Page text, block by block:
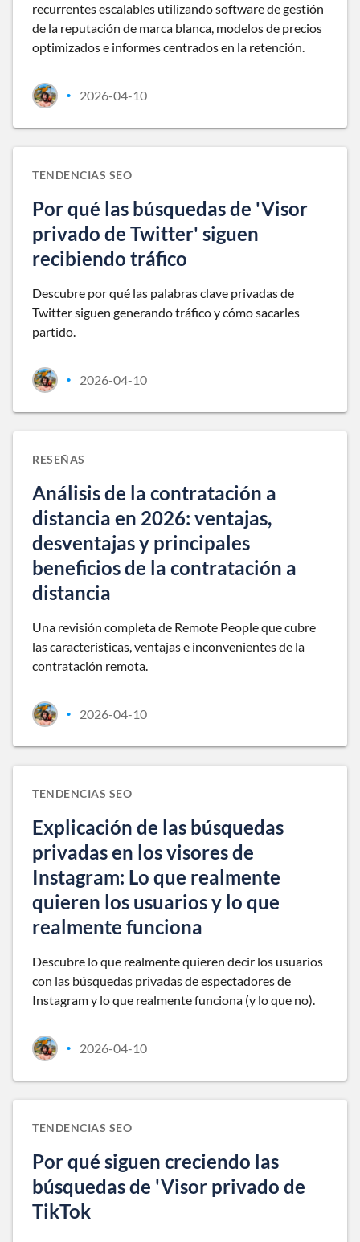
recurrentes escalables utilizando software de gestión
de la reputación de marca blanca, modelos de precios
optimizados e informes centrados en la retención.
• 2026-04-10
TENDENCIAS SEO
Por qué las búsquedas de 'Visor
privado de Twitter' siguen
recibiendo tráfico
Descubre por qué las palabras clave privadas de
Twitter siguen generando tráfico y cómo sacarles
partido.
• 2026-04-10
RESEÑAS
Análisis de la contratación a
distancia en 2026: ventajas,
desventajas y principales
beneficios de la contratación a
distancia
Una revisión completa de Remote People que cubre
las características, ventajas e inconvenientes de la
contratación remota.
• 2026-04-10
TENDENCIAS SEO
Explicación de las búsquedas
privadas en los visores de
Instagram: Lo que realmente
quieren los usuarios y lo que
realmente funciona
Descubre lo que realmente quieren decir los usuarios
con las búsquedas privadas de espectadores de
Instagram y lo que realmente funciona (y lo que no).
• 2026-04-10
TENDENCIAS SEO
Por qué siguen creciendo las
búsquedas de 'Visor privado de
TikTok